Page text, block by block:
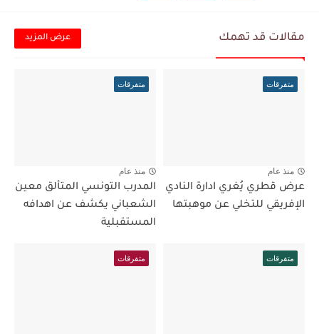
مقالات قد تهمك عرض المزيد
متفرقات
منذ عام
عرض قطري يُغري ادارة النادي
الإفريقي للتخلي عن موهبتها
متفرقات
منذ عام
المدرب التونسي المتألق معين
الشعباني يكشف عن اهدافه
المستقبلية
متفرقات متفرقات